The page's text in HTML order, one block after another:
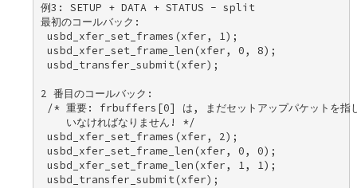
例3: SETUP + DATA + STATUS - split
最初のコールバック:
usbd_xfer_set_frames(xfer, 1);
usbd_xfer_set_frame_len(xfer, 0, 8);
usbd_transfer_submit(xfer);
2 番目のコールバック:
/* 重要: frbuffers[0] は, まだセットアップパケットを指
    いなければなりません! */
usbd_xfer_set_frames(xfer, 2);
usbd_xfer_set_frame_len(xfer, 0, 0);
usbd_xfer_set_frame_len(xfer, 1, 1);
usbd_transfer_submit(xfer);